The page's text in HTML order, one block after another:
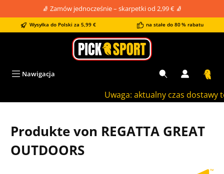
zawartości🧦 Zamów jednocześnie – skarpetki od 2,99 € 🧦
Wysyłka do Polski za 5,99 € na stałe do 80 % rabatu
Uwaga: aktualny czas dostawy
Nawigacja
Produkte von REGATTA GREAT
OUTDOORS